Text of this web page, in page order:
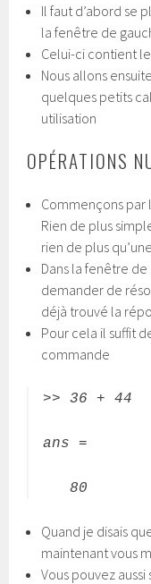
Il faut d’abord se
la fenêtre de
Celui-ci contient
Nous allons
quelques petits
utilisation
OPÉRATIONS
Commençons par
Rien de plus
rien de plus
Dans la fenêtre
demander de
déjà trouvé la
Pour cela il suffit
commande
>> 36 + 44
ans =
80
Quand je disais
maintenant vous
Vous pouvez